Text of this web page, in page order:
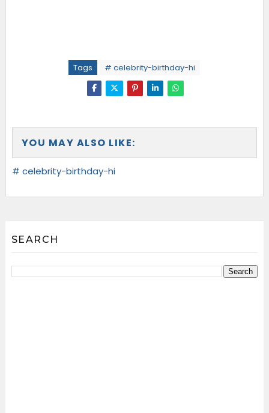
Tags # celebrity-birthday-hi
YOU MAY ALSO LIKE:
# celebrity-birthday-hi
SEARCH